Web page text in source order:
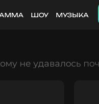
ШОУ МУЗЫКА
не удавалось